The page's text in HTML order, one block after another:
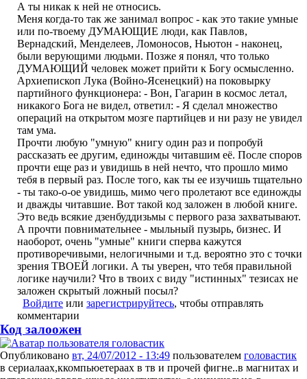
А ты никак к ней не относись.
Меня когда-то так же занимал вопрос - как это такие умные
или по-твоему ДУМАЮЩИЕ люди, как Павлов,
Вернадский, Менделеев, Ломоносов, Ньютон - наконец,
были верующими людьми. Позже я понял, что только
ДУМАЮЩИЙ человек может прийти к Богу осмысленно.
Архиепископ Лука (Войно-Ясенецкий) на поковырку
партийного функционера: - Вон, Гагарин в космос летал,
никакого Бога не видел, ответил: - Я сделал множество
операций на открытом мозге партийцев и ни разу не увидел
там ума.
Прочти любую "умную" книгу один раз и попробуй
рассказать ее другим, единожды читавшим её. После споров
прочти еще раз и увидишь в ней нечто, что прошло мимо
тебя в первый раз. После того, как ты ее изучишь тщательно
- ты тако-о-ое увидишь, мимо чего пролетают все единожды
и дважды читавшие. Вот такой код заложен в любой книге.
Это ведь всякие дзенбуддизьмы с первого раза захватывают.
А прочти повнимательнее - мыльный пузырь, бизнес. И
наоборот, очень "умные" книги сперва кажутся
противоречивыми, нелогичными и т.д. вероятно это с точки
зрения ТВОЕЙ логики. А ты уверен, что тебя правильной
логике научили? Что в твоих с виду "истинных" тезисах не
заложен скрытый ложный посыл?
Войдите или зарегистрируйтесь, чтобы отправлять
комментарии
Код залоожен
Опубликовано вт, 24/07/2012 - 13:49 пользователем головастик
в сериалаах,ккомпьюетераах в тв и прочей фигне..в магнитах и